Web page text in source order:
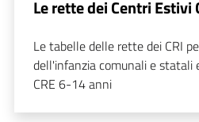
Le rette dei Centri Estivi
Le tabelle delle rette dei CRI
dell'infanzia comunali e
CRE 6-14 anni